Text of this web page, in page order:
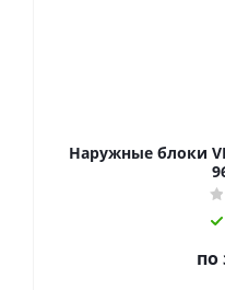
Наружные блоки
по